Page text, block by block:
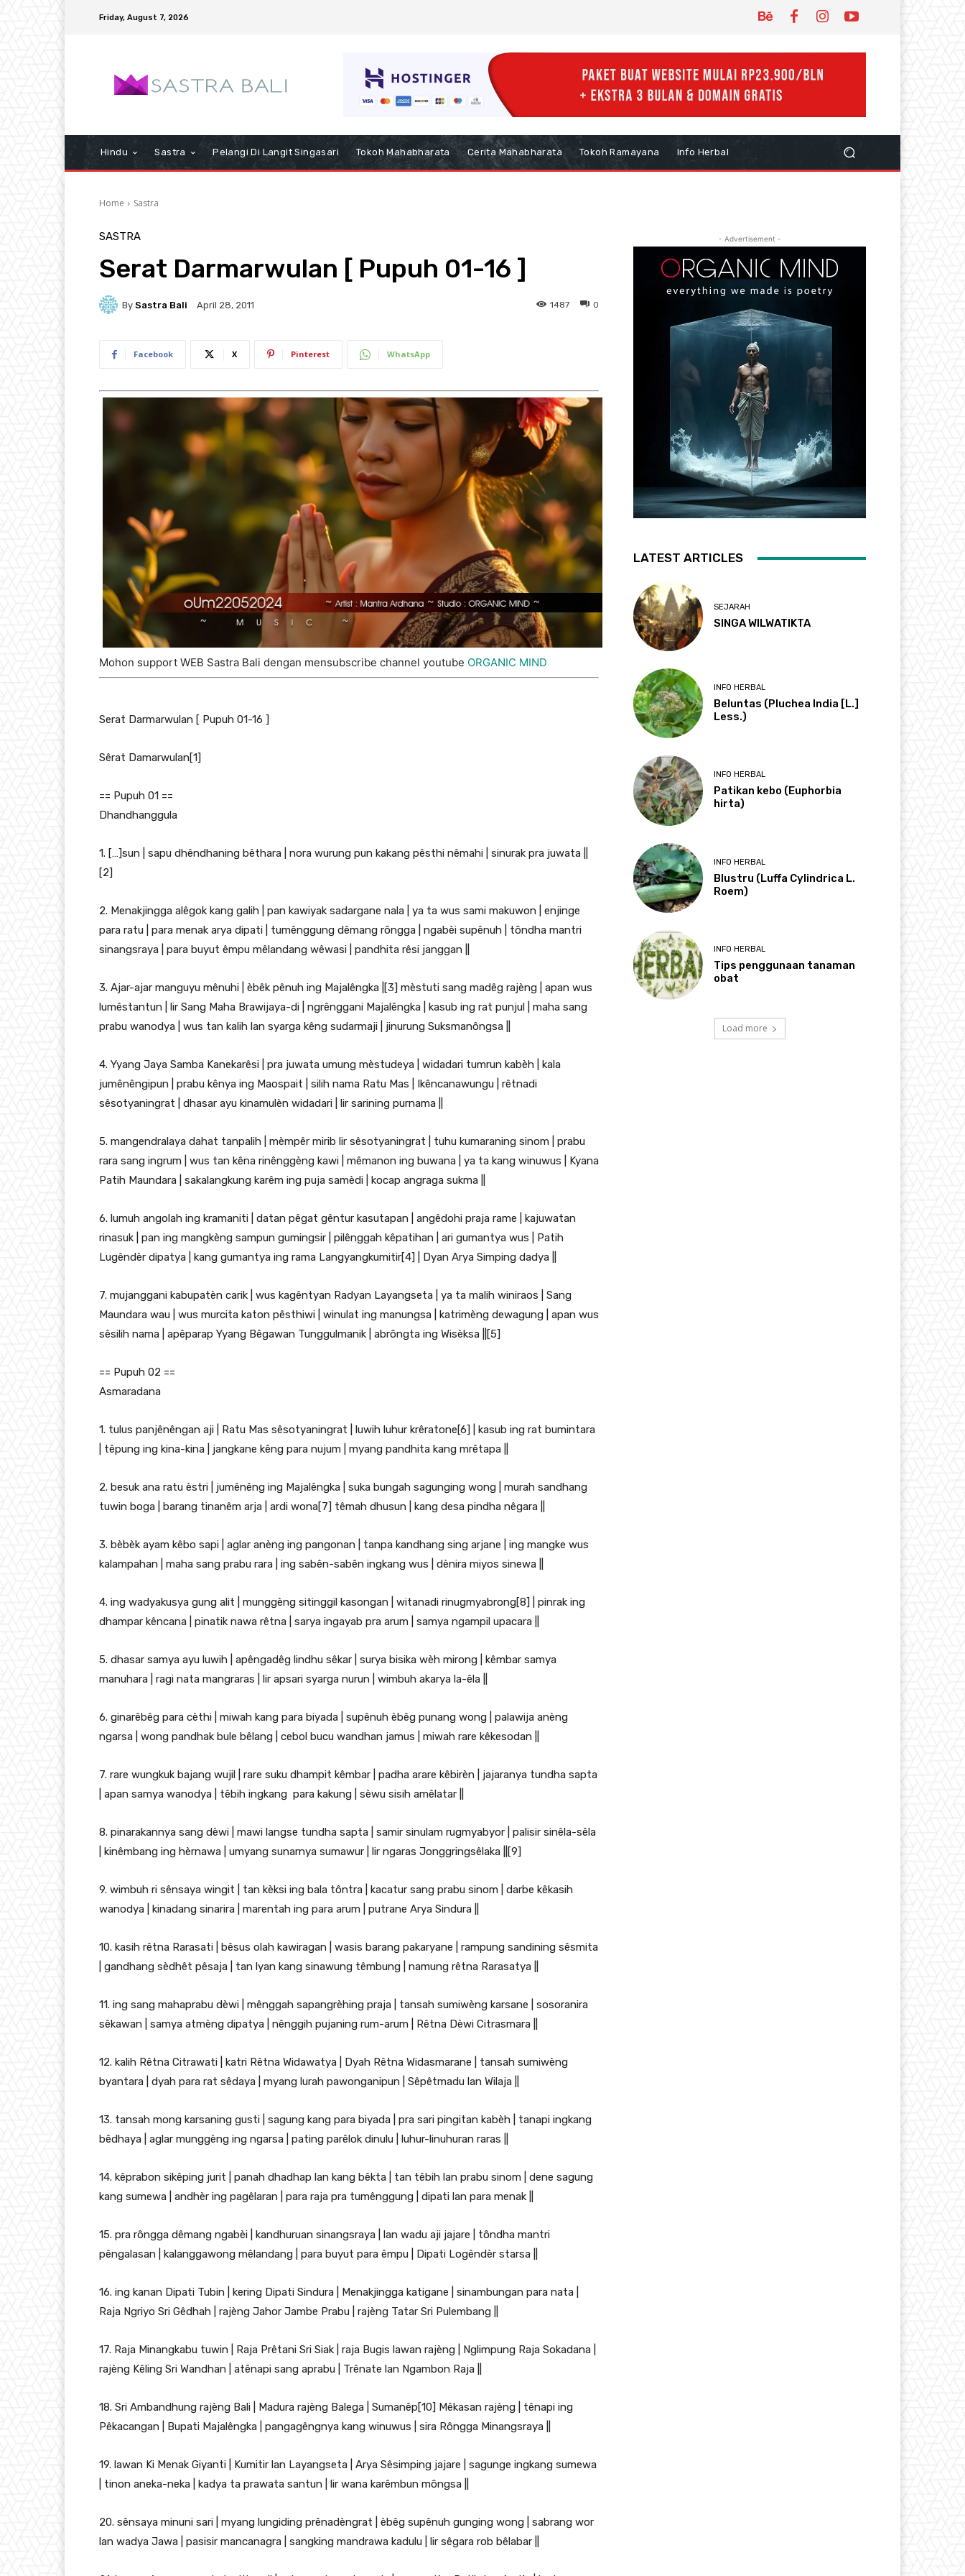
Friday, August 7, 2026
Hindu Sastra Pelangi Di Langit Singasari Tokoh Mahabharata Cerita Mahabharata Tokoh Ramayana Info Herbal
Home Sastra
SASTRA
Serat Darmarwulan [ Pupuh 01-16 ]
By Sastra Bali April 28, 2011 0
1487
Facebook X Pinterest WhatsApp
Mohon support WEB Sastra Bali dengan mensubscribe channel youtube ORGANIC MIND
Serat Darmarwulan [ Pupuh 01-16 ]
Sêrat Damarwulan[1]
== Pupuh 01 ==
Dhandhanggula
1. […]sun | sapu dhêndhaning bêthara | nora wurung pun kakang pêsthi nêmahi | sinurak pra juwata ||
[2]
2. Menakjingga alêgok kang galih | pan kawiyak sadargane nala | ya ta wus sami makuwon | enjinge
para ratu | para menak arya dipati | tumênggung dêmang rôngga | ngabèi supênuh | tôndha mantri
sinangsraya | para buyut êmpu mêlandang wêwasi | pandhita rêsi janggan ||
3. Ajar-ajar manguyu mênuhi | èbêk pênuh ing Majalêngka |[3] mèstuti sang madêg rajèng | apan wus
lumêstantun | lir Sang Maha Brawijaya-di | ngrênggani Majalêngka | kasub ing rat punjul | maha sang
prabu wanodya | wus tan kalih lan syarga kêng sudarmaji | jinurung Suksmanôngsa ||
4. Yyang Jaya Samba Kanekarêsi | pra juwata umung mèstudeya | widadari tumrun kabèh | kala
jumênêngipun | prabu kênya ing Maospait | silih nama Ratu Mas | Ikêncanawungu | rêtnadi
sêsotyaningrat | dhasar ayu kinamulèn widadari | lir sarining purnama ||
5. mangendralaya dahat tanpalih | mèmpêr mirib lir sêsotyaningrat | tuhu kumaraning sinom | prabu
rara sang ingrum | wus tan kêna rinênggèng kawi | mêmanon ing buwana | ya ta kang winuwus | Kyana
Patih Maundara | sakalangkung karêm ing puja samèdi | kocap angraga sukma ||
6. lumuh angolah ing kramaniti | datan pêgat gêntur kasutapan | angêdohi praja rame | kajuwatan
rinasuk | pan ing mangkèng sampun gumingsir | pilênggah kêpatihan | ari gumantya wus | Patih
Lugêndèr dipatya | kang gumantya ing rama Langyangkumitir[4] | Dyan Arya Simping dadya ||
7. mujanggani kabupatèn carik | wus kagêntyan Radyan Layangseta | ya ta malih winiraos | Sang
Maundara wau | wus murcita katon pêsthiwi | winulat ing manungsa | katrimèng dewagung | apan wus
sêsilih nama | apêparap Yyang Bêgawan Tunggulmanik | abrôngta ing Wisèksa ||[5]
== Pupuh 02 ==
Asmaradana
1. tulus panjênêngan aji | Ratu Mas sêsotyaningrat | luwih luhur krêratone[6] | kasub ing rat bumintara
| têpung ing kina-kina | jangkane kêng para nujum | myang pandhita kang mrêtapa ||
2. besuk ana ratu èstri | jumênêng ing Majalêngka | suka bungah sagunging wong | murah sandhang
tuwin boga | barang tinanêm arja | ardi wona[7] têmah dhusun | kang desa pindha nêgara ||
3. bèbèk ayam kêbo sapi | aglar anèng ing pangonan | tanpa kandhang sing arjane | ing mangke wus
kalampahan | maha sang prabu rara | ing sabên-sabên ingkang wus | dènira miyos sinewa ||
4. ing wadyakusya gung alit | munggèng sitinggil kasongan | witanadi rinugmyabrong[8] | pinrak ing
dhampar kêncana | pinatik nawa rêtna | sarya ingayab pra arum | samya ngampil upacara ||
5. dhasar samya ayu luwih | apêngadêg lindhu sêkar | surya bisika wèh mirong | kêmbar samya
manuhara | ragi nata mangraras | lir apsari syarga nurun | wimbuh akarya la-êla ||
6. ginarêbêg para cèthi | miwah kang para biyada | supênuh èbêg punang wong | palawija anèng
ngarsa | wong pandhak bule bêlang | cebol bucu wandhan jamus | miwah rare kêkesodan ||
7. rare wungkuk bajang wujil | rare suku dhampit kêmbar | padha arare kêbirèn | jajaranya tundha sapta
| apan samya wanodya | têbih ingkang para kakung | sèwu sisih amêlatar ||
8. pinarakannya sang dèwi | mawi langse tundha sapta | samir sinulam rugmyabyor | palisir sinêla-sêla
| kinêmbang ing hèrnawa | umyang sunarnya sumawur | lir ngaras Jonggringsêlaka ||[9]
9. wimbuh ri sênsaya wingit | tan kèksi ing bala tôntra | kacatur sang prabu sinom | darbe kêkasih
wanodya | kinadang sinarira | marentah ing para arum | putrane Arya Sindura ||
10. kasih rêtna Rarasati | bêsus olah kawiragan | wasis barang pakaryane | rampung sandining sêsmita
| gandhang sèdhêt pêsaja | tan lyan kang sinawung têmbung | namung rêtna Rarasatya ||
11. ing sang mahaprabu dèwi | mênggah sapangrèhing praja | tansah sumiwèng karsane | sosoranira
sêkawan | samya atmèng dipatya | nênggih pujaning rum-arum | Rêtna Dèwi Citrasmara ||
12. kalih Rêtna Citrawati | katri Rêtna Widawatya | Dyah Rêtna Widasmarane | tansah sumiwèng
byantara | dyah para rat sêdaya | myang lurah pawonganipun | Sêpêtmadu lan Wilaja ||
13. tansah mong karsaning gusti | sagung kang para biyada | pra sari pingitan kabèh | tanapi ingkang
bêdhaya | aglar munggèng ing ngarsa | pating parêlok dinulu | luhur-linuhuran raras ||
14. kêprabon sikêping jurit | panah dhadhap lan kang bêkta | tan têbih lan prabu sinom | dene sagung
kang sumewa | andhèr ing pagêlaran | para raja pra tumênggung | dipati lan para menak ||
15. pra rôngga dêmang ngabèi | kandhuruan sinangsraya | lan wadu aji jajare | tôndha mantri
pêngalasan | kalanggawong mêlandang | para buyut para êmpu | Dipati Logêndèr starsa ||
16. ing kanan Dipati Tubin | kering Dipati Sindura | Menakjingga katigane | sinambungan para nata |
Raja Ngriyo Sri Gêdhah | rajèng Jahor Jambe Prabu | rajèng Tatar Sri Pulembang ||
17. Raja Minangkabu tuwin | Raja Prêtani Sri Siak | raja Bugis lawan rajèng | Nglimpung Raja Sokadana |
rajèng Kêling Sri Wandhan | atênapi sang aprabu | Trênate lan Ngambon Raja ||
18. Sri Ambandhung rajèng Bali | Madura rajèng Balega | Sumanêp[10] Mêkasan rajèng | tênapi ing
Pêkacangan | Bupati Majalêngka | pangagêngnya kang winuwus | sira Rôngga Minangsraya ||
19. lawan Ki Menak Giyanti | Kumitir lan Layangseta | Arya Sêsimping jajare | sagunge ingkang sumewa
| tinon aneka-neka | kadya ta prawata santun | lir wana karêmbun môngsa ||
20. sênsaya minuni sari | myang lungiding prênadèngrat | èbêg supênuh gunging wong | sabrang wor
lan wadya Jawa | pasisir mancanagra | sangking mandrawa kadulu | lir sêgara rob bêlabar ||
- Advertisement -
LATEST ARTICLES
SEJARAH
SINGA WILWATIKTA
INFO HERBAL
Beluntas (Pluchea India [L.]
Less.)
INFO HERBAL
Patikan kebo (Euphorbia
hirta)
INFO HERBAL
Blustru (Luffa Cylindrica L.
Roem)
INFO HERBAL
Tips penggunaan tanaman
obat
Load more